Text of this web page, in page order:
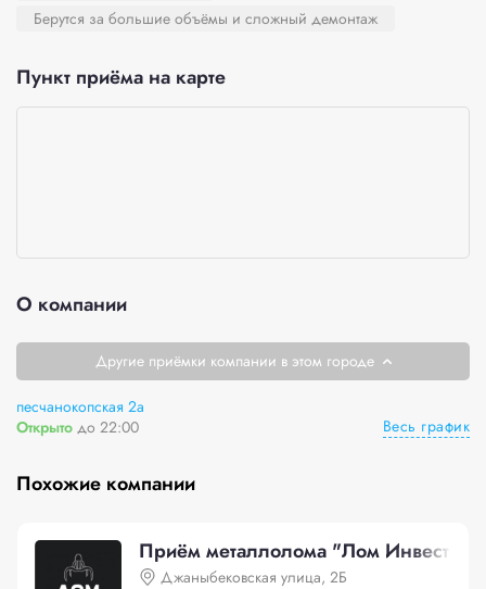
Берутся за большие объёмы и сложный демонтаж
Пункт приёма на карте
О компании
Другие приёмки компании в этом городе
песчанокопская 2а
Открыто до 22:00 Весь график
Похожие компании
Приём металлолома "Лом Инвест"
Джаныбековская улица, 2Б